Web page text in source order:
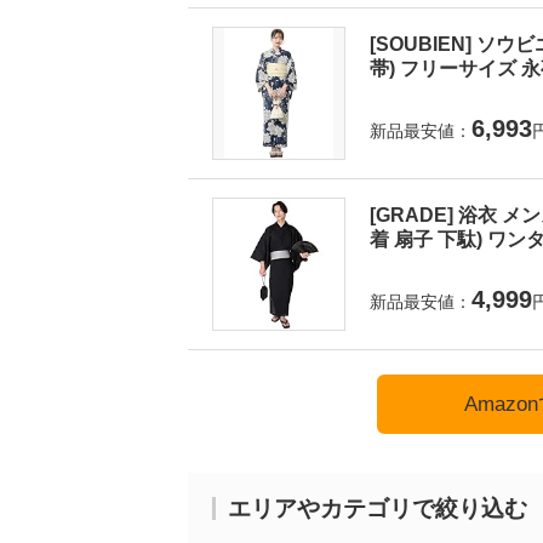
[SOUBIEN] ソウビ
帯) フリーサイズ
新品最安値： 6,993
[GRADE] 浴衣 メ
着 扇子 下駄) ワン
新品最安値： 4,999
エリアやカテゴリで絞り込む